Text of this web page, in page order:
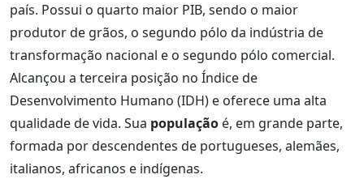
país. Possui o quarto maior PIB, sendo o maior
produtor de grãos, o segundo pólo da indústria de
transformação nacional e o segundo pólo comercial.
Alcançou a terceira posição no Índice de
Desenvolvimento Humano (IDH) e oferece uma alta
qualidade de vida. Sua população é, em grande parte,
formada por descendentes de portugueses, alemães,
italianos, africanos e indígenas.